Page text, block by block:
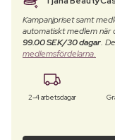
Kampanjpriset samt
automatiskt medlem när
99.00 SEK/30 dagar.
medlemsfördelarna.
2-4 arbetsdagar